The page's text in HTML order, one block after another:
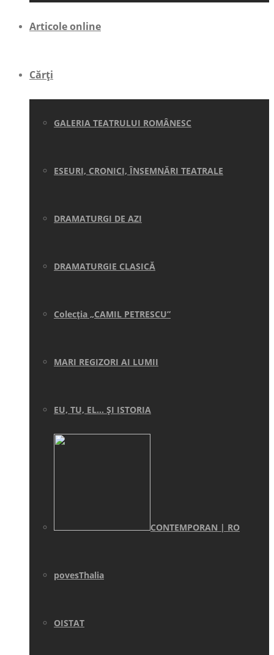
Articole online
Cărți
GALERIA TEATRULUI ROMÂNESC
ESEURI, CRONICI, ÎNSEMNĂRI TEATRALE
DRAMATURGI DE AZI
DRAMATURGIE CLASICĂ
Colecţia „CAMIL PETRESCU”
MARI REGIZORI AI LUMII
EU, TU, EL… ŞI ISTORIA
CONTEMPORAN | RO
povesThalia
OISTAT